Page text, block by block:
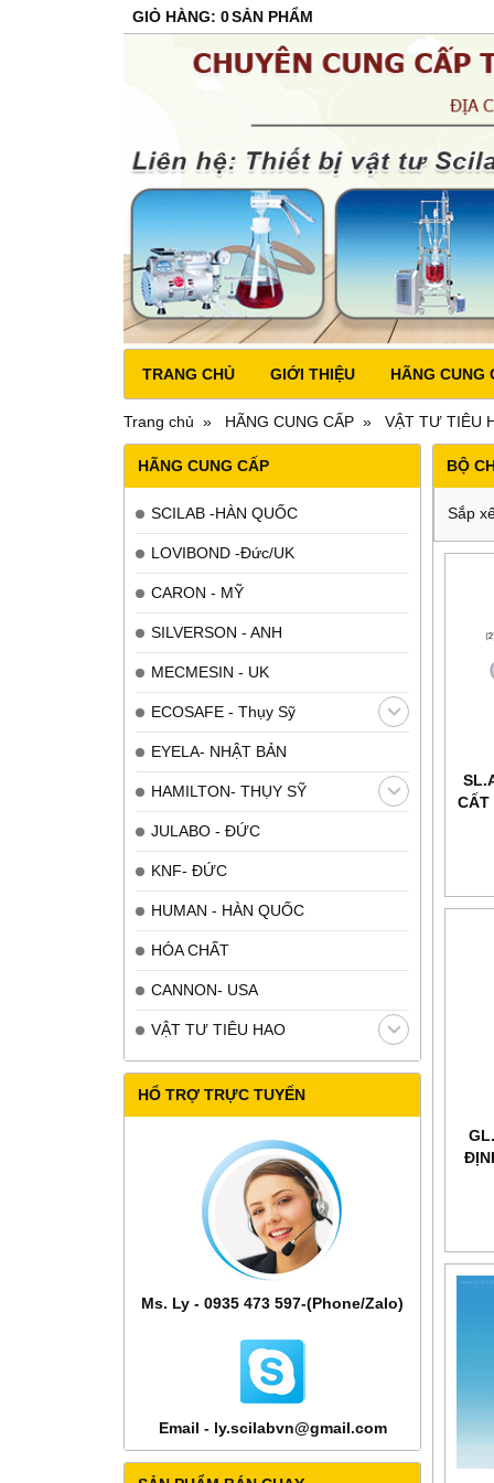
GIỎ HÀNG: 0SẢN PHẨM
TRANG CHỦ GIỚI THIỆU HÃNG CUNG
Trang chủ HÃNG CUNG CẤP VẬT TƯ TIÊU
HÃNG CUNG CẤP
SCILAB -HÀN QUỐC
LOVIBOND -Đức/UK
CARON - MỸ
SILVERSON - ANH
MECMESIN - UK
ECOSAFE - Thụy Sỹ
EYELA- NHẬT BẢN
HAMILTON- THỤY SỸ
JULABO - ĐỨC
KNF- ĐỨC
HUMAN - HÀN QUỐC
HÓA CHẤT
CANNON- USA
VẬT TƯ TIÊU HAO
HỔ TRỢ TRỰC TUYẾN
Ms. Ly - 0935 473 597-(Phone/Zalo)
Email - ly.scilabvn@gmail.com
BỘ
Sắp
CẤT